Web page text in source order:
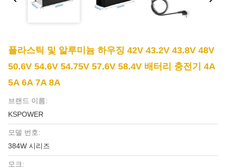
플라스틱 및 알루미늄 하우징 42V 43.2V 43.8V 48V
50.6V 54.6V 54.75V 57.6V 58.4V 배터리 충전기 4A
5A 6A 7A 8A
브랜드 이름:
KSPOWER
모델 번호:
384W 시리즈
모크: